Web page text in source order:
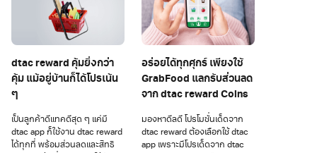
dtac reward คุ้มยิ่งกว่า
คุ้ม แม้อยู่บ้านก็ได้โปรเน้น
ๆ
เป็นลูกค้าดีแทคดีสุด ๆ แค่มี
dtac app ก็ใช้งาน dtac reward
ได้ทุกที่ พร้อมส่วนลดและสิทธิ
อร่อยได้ทุกศุกร์ เพียงใช้
GrabFood แลกรับส่วนลด
จาก dtac reward Coins
มองหาดีลดี โปรโมชั่นเด็ดจาก
dtac reward ต้องเลือกใช้ dtac
app เพราะมีโปรเด็ดจาก dtac